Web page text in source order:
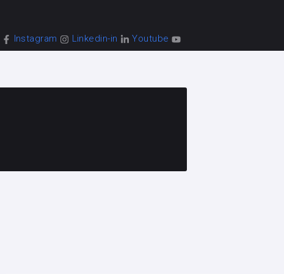
Instagram Linkedin-in Youtube